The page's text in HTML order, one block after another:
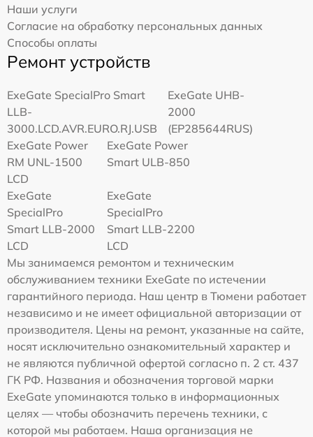
Наши услуги
Согласие на обработку персональных данных
Способы оплаты
Ремонт устройств
ExeGate SpecialPro Smart
LLB-
3000.LCD.AVR.EURO.RJ.USB
ExeGate UHB-
2000
(EP285644RUS)
ExeGate Power
RM UNL-1500
LCD
ExeGate Power
Smart ULB-850
ExeGate
SpecialPro
Smart LLB-2000
LCD
ExeGate
SpecialPro
Smart LLB-2200
LCD
Мы занимаемся ремонтом и техническим
обслуживанием техники ExeGate по истечении
гарантийного периода. Наш центр в Тюмени работает
независимо и не имеет официальной авторизации от
производителя. Цены на ремонт, указанные на сайте,
носят исключительно ознакомительный характер и
не являются публичной офертой согласно п. 2 ст. 437
ГК РФ. Названия и обозначения торговой марки
ExeGate упоминаются только в информационных
целях — чтобы обозначить перечень техники, с
которой мы работаем. Наша организация не